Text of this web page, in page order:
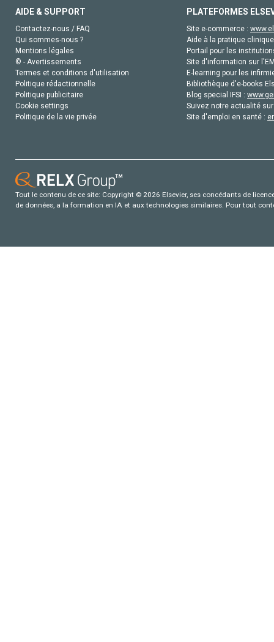
AIDE & SUPPORT
Contactez-nous / FAQ
Qui sommes-nous ?
Mentions légales
© - Avertissements
Termes et conditions d'utilisation
Politique rédactionnelle
Politique publicitaire
Cookie settings
Politique de la vie privée
PLATEFORMES
Site e-commerce :
Aide à la pratique
Portail pour les
Site d'information sur
E-learning pour les
Bibliothèque d'e-books
Blog special IFSI :
Suivez notre actualité
Site d'emploi en santé :
Tout le contenu de ce site: Copyright © 2026 Elsevier, ses concédants de
de données, a la formation en IA et aux technologies similaires. Pour tout